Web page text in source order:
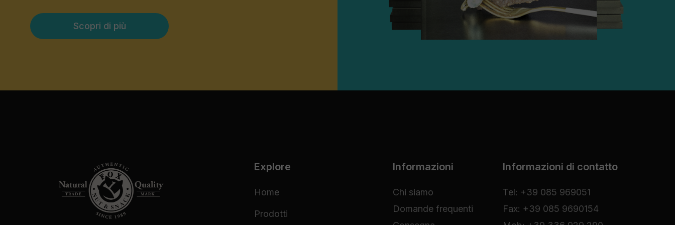
Scopri di più
Explore
Home
Prodotti
Informazioni
Chi siamo
Domande frequenti
Informazioni di contatto
Tel: +39 085 969051
Fax: +39 085 9690154